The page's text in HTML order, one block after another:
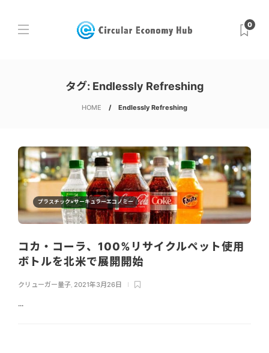
0
タグ: Endlessly Refreshing
HOME Endlessly Refreshing
プラスチック×サーキュラーエコノミー
コカ・コーラ、100%リサイクルペット使用
ボトルを北米で展開開始
クリューガー量子, 2021年3月26日
...